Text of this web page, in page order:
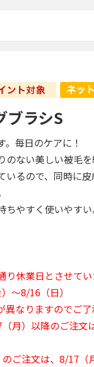
ブラシS
毎日のケアに！
のない美しい被毛
るので、同時に皮
ちやすく使いやすい
休業日とさせてい
～8/16（日）
なりますのでご了
月）以降のご注文
ご注文は、8/17（